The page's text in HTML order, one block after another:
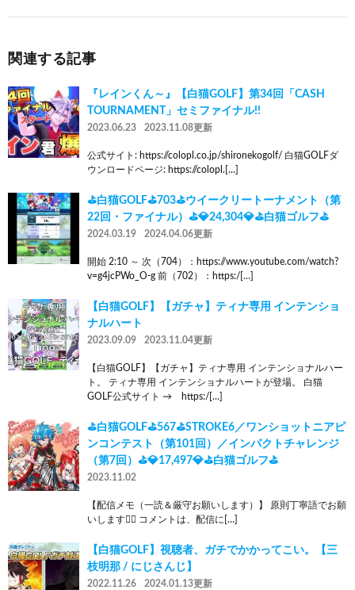
関連する記事
『レインくん～』【白猫GOLF】第34回「CASH
TOURNAMENT」セミファイナル!!
2023.06.23 2023.11.08更新
公式サイト: https://colopl.co.jp/shironekogolf/ 白猫GOLFダ
ウンロードページ: https://colopl.[…]
⛳白猫GOLF⛳703⛳ウイークリートーナメント（第
22回・ファイナル）⛳💎24,304💎⛳白猫ゴルフ⛳
2024.03.19 2024.04.06更新
開始 2:10 ～ 次（704）：https://www.youtube.com/watch?
v=g4jcPWo_O-g 前（702）：https:/[…]
【白猫GOLF】【ガチャ】ティナ専用 インテンショ
ナルハート
2023.09.09 2023.11.04更新
【白猫GOLF】【ガチャ】ティナ専用 インテンショナルハー
ト。 ティナ専用 インテンショナルハートが登場。 白猫
GOLF公式サイト → https:/[…]
⛳白猫GOLF⛳567⛳STROKE6／ワンショットニアピ
ンコンテスト（第101回）／インパクトチャレンジ
（第7回）⛳💎17,497💎⛳白猫ゴルフ⛳
2023.11.02
【配信メモ（一読＆厳守お願いします）】 原則丁寧語でお願
いします🙇‍♂️ コメントは、配信に[…]
【白猫GOLF】視聴者、ガチでかかってこい。【三
枝明那 / にじさんじ】
2022.11.26 2024.01.13更新